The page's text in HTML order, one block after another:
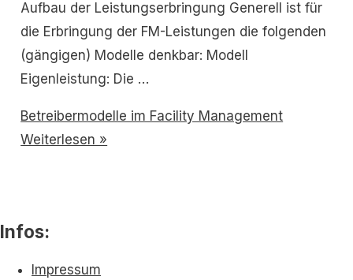
Aufbau der Leistungserbringung Generell ist für
die Erbringung der FM-Leistungen die folgenden
(gängigen) Modelle denkbar: Modell
Eigenleistung: Die …
Betreibermodelle im Facility Management
Weiterlesen »
Infos:
Impressum